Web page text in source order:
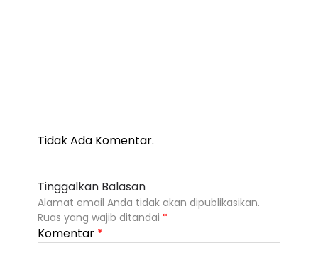
Tidak Ada Komentar.
Tinggalkan Balasan
Alamat email Anda tidak akan dipublikasikan.
Ruas yang wajib ditandai *
Komentar *